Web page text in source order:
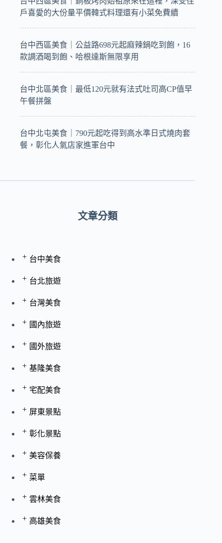
戶喜愛的大份量平價韓式料理還有小菜免費續
台中西區美食｜公益路698元起麻辣鍋吃到飽，16
款調酒喝到飽、哈根達斯無限享用
台中北區美食｜最低120元就有法式吐司高CP值早
午餐拼盤
台中北屯美食｜790元起吃得到高水準日式燒肉套
餐，彰化人氣店家進軍台中
文章分類
+ 台中美食
+ 台北旅遊
+ 台灣美食
+ 國內旅遊
+ 國外旅遊
+ 基隆美食
+ 宅配美食
+ 屏東景點
+ 彰化景點
+ 美容保養
+ 菜單
+ 雲林美食
+ 高雄美食